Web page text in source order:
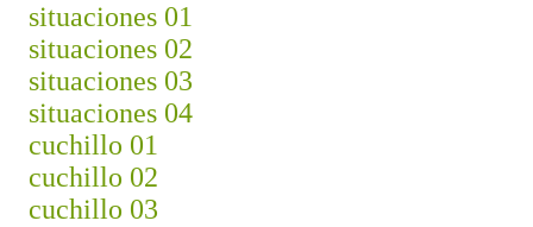
situaciones 01
situaciones 02
situaciones 03
situaciones 04
cuchillo 01
cuchillo 02
cuchillo 03